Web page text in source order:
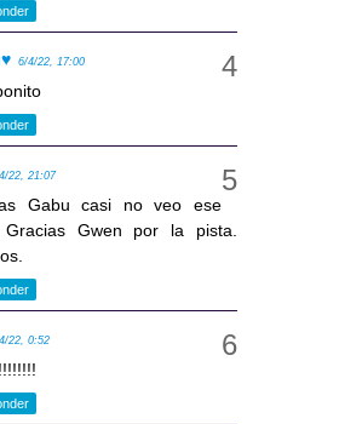
6/4/22, 17:00
22, 21:07
Gabu casi no veo ese
Gracias Gwen por la pista.
22, 0:52